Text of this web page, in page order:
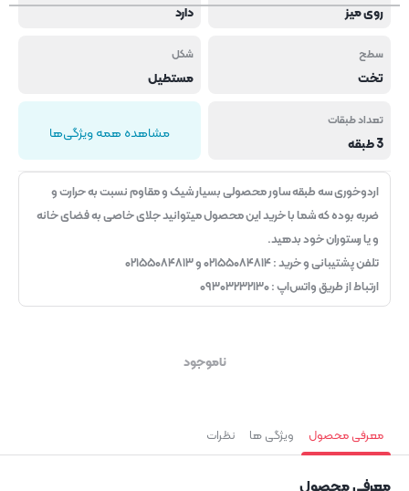
روی میز دارد
سطح
تخت
شکل
مستطیل
تعداد طبقات
3 طبقه مشاهده همه ویژگی‌ها
اردوخوری سه طبقه ساور محصولی بسیار شیک و مقاوم نسبت به حرارت و
ضربه بوده که شما با خرید این محصول میتوانید جلای خاصی به فضای خانه
و یا رستوران خود بدهید.
تلفن پشتیبانی و خرید : ۰۲۱۵۵۰۸۴۸۱۴ و ۰۲۱۵۵۰۸۴۸۱۳
ارتباط از طریق واتس‌اپ : ۰۹۳۰۳۲۳۲۱۳۰
ناموجود
معرفی محصول ویژگی ها نظرات
معرفی محصول